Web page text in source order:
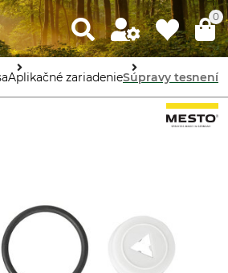
0
Aplikačné zariadenieSúpravy tesnení